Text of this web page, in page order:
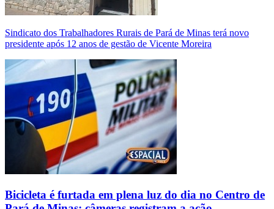
Sindicato dos Trabalhadores Rurais de Pará de Minas terá novo
presidente após 12 anos de gestão de Vicente Moreira
Bicicleta é furtada em plena luz do dia no Centro de